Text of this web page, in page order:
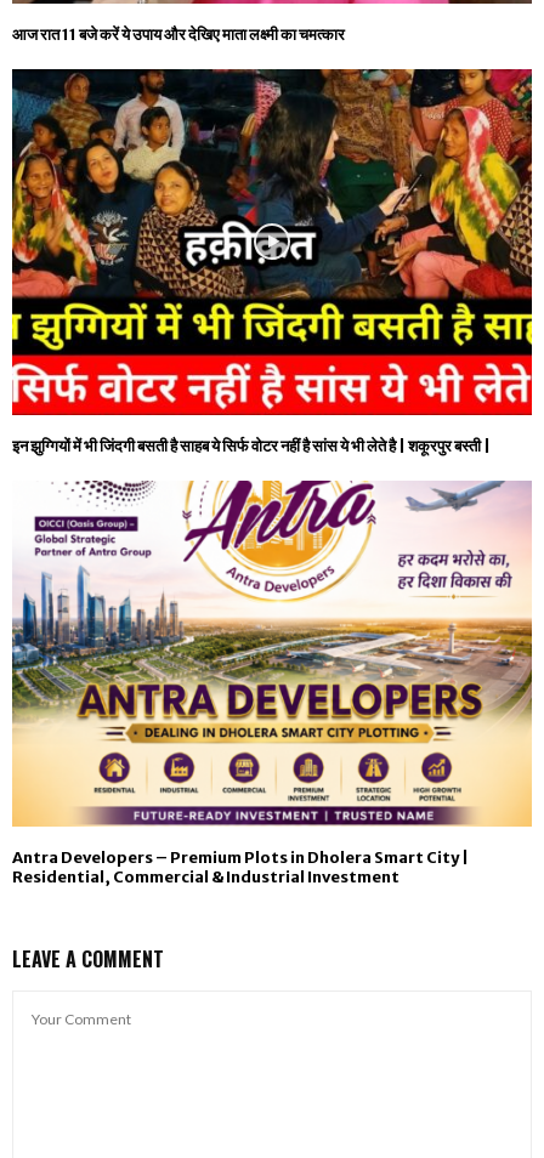
आज रात 11 बजे करें ये उपाय और देखिए माता लक्ष्मी का चमत्कार
इन झुग्गियों में भी जिंदगी बसती है साहब ये सिर्फ वोटर नहीं है सांस ये भी लेते है | शकूरपुर बस्ती |
Antra Developers – Premium Plots in Dholera Smart City |
Residential, Commercial & Industrial Investment
LEAVE A COMMENT